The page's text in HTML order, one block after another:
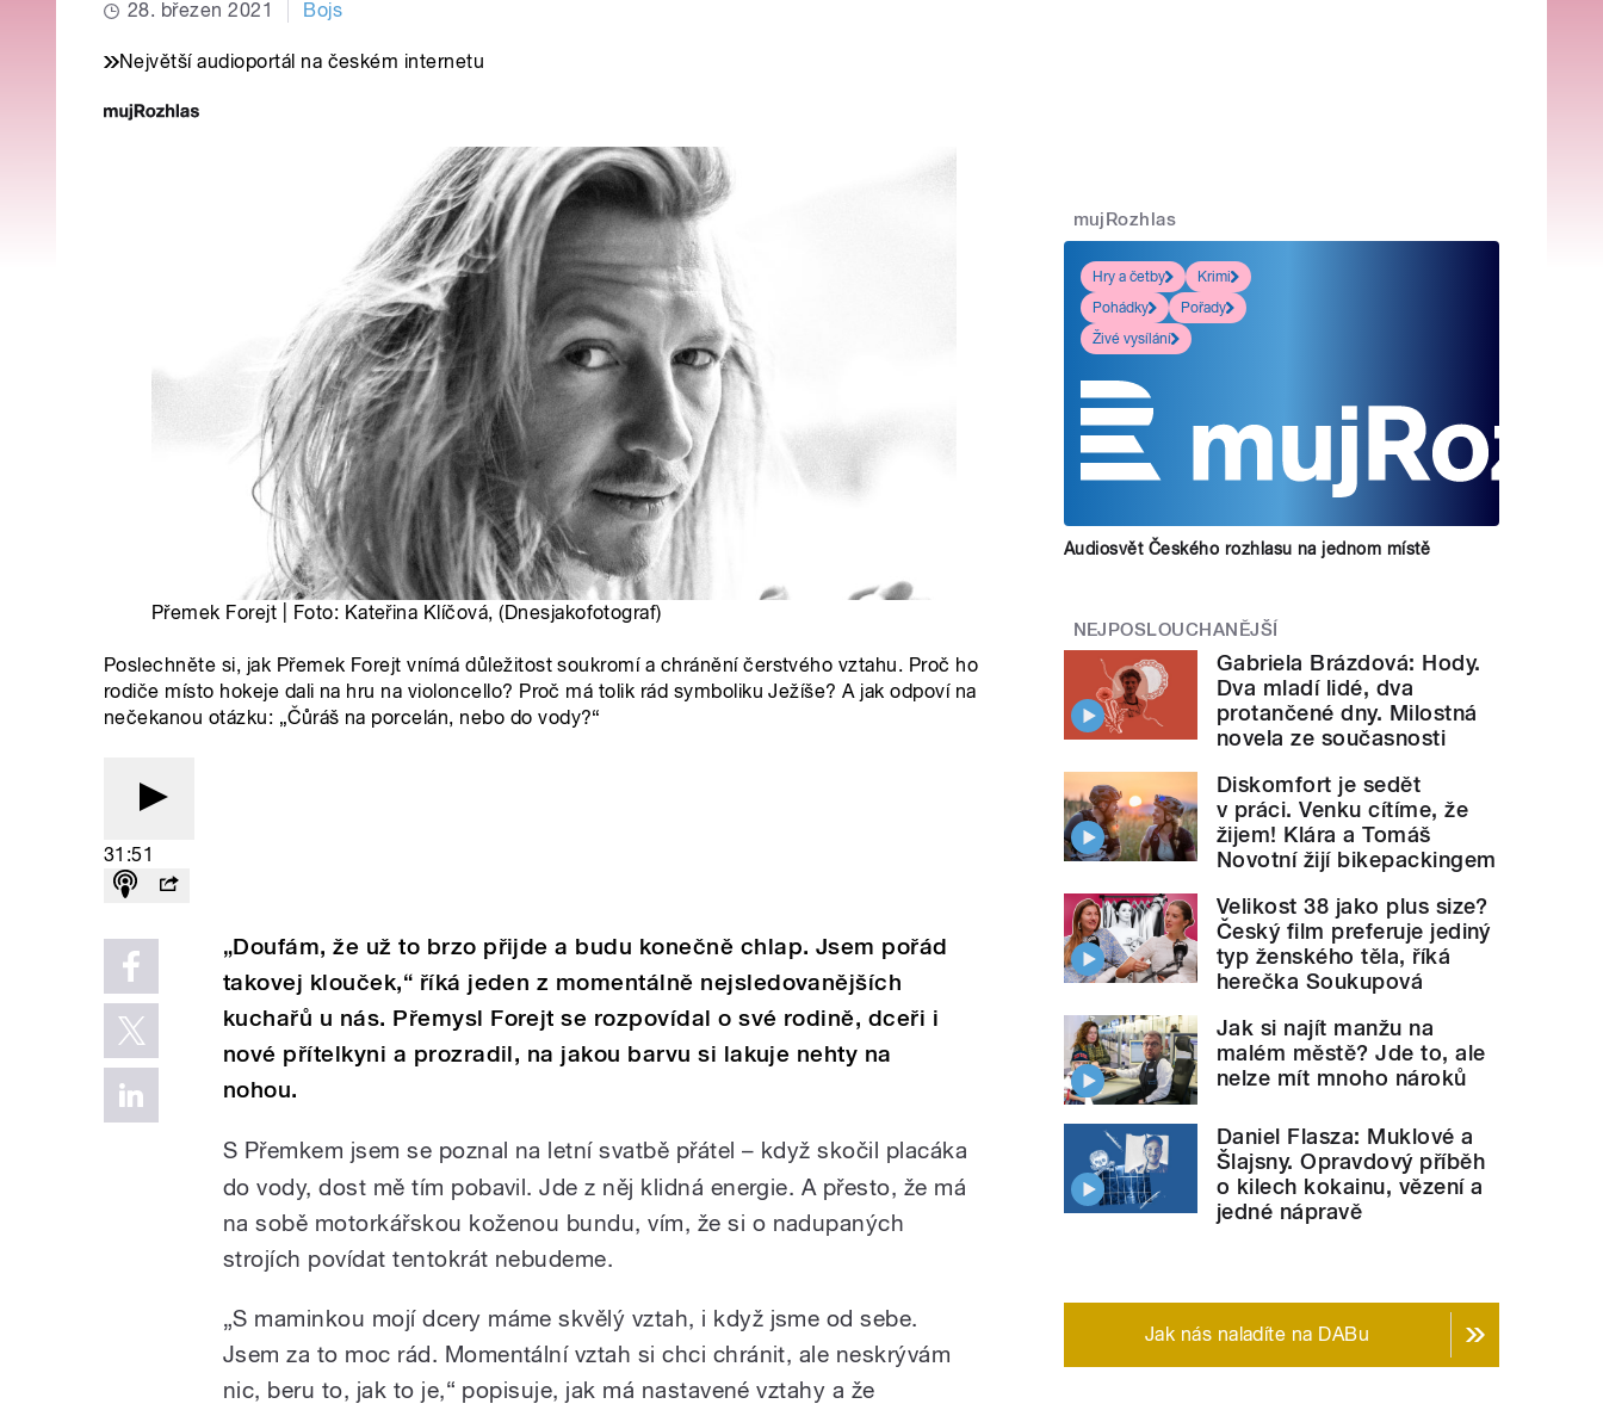
28. březen 2021 Bojs
Největší audioportál na českém internetu
Přemek Forejt | Foto: Kateřina Klíčová, (Dnesjakofotograf)
Poslechněte si, jak Přemek Forejt vnímá důležitost soukromí a chránění čerstvého vztahu. Proč ho
rodiče místo hokeje dali na hru na violoncello? Proč má tolik rád symboliku Ježíše? A jak odpoví na
nečekanou otázku: „Čůráš na porcelán, nebo do vody?“
31:51
„Doufám, že už to brzo přijde a budu konečně chlap. Jsem pořád
takovej klouček,“ říká jeden z momentálně nejsledovanějších
kuchařů u nás. Přemysl Forejt se rozpovídal o své rodině, dceři i
nové přítelkyni a prozradil, na jakou barvu si lakuje nehty na
nohou.
S Přemkem jsem se poznal na letní svatbě přátel – když skočil placáka
do vody, dost mě tím pobavil. Jde z něj klidná energie. A přesto, že má
na sobě motorkářskou koženou bundu, vím, že si o nadupaných
strojích povídat tentokrát nebudeme.
„S maminkou mojí dcery máme skvělý vztah, i když jsme od sebe.
Jsem za to moc rád. Momentální vztah si chci chránit, ale neskrývám
nic, beru to, jak to je,“ popisuje, jak má nastavené vztahy a že
mujRozhlas
Hry a četby
Krimi
Pohádky
Pořady
Živé vysílání
Audiosvět Českého rozhlasu na jednom místě
NEJPOSLOUCHANĚJŠÍ
Gabriela Brázdová: Hody.
Dva mladí lidé, dva
protančené dny. Milostná
novela ze současnosti
Diskomfort je sedět
v práci. Venku cítíme, že
žijem! Klára a Tomáš
Novotní žijí bikepackingem
Velikost 38 jako plus size?
Český film preferuje jediný
typ ženského těla, říká
herečka Soukupová
Jak si najít manžu na
malém městě? Jde to, ale
nelze mít mnoho nároků
Daniel Flasza: Muklové a
Šlajsny. Opravdový příběh
o kilech kokainu, vězení a
jedné nápravě
Jak nás naladíte na DABu